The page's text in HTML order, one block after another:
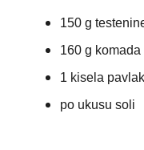
150 g
160 g
1 kisela
po ukusu soli